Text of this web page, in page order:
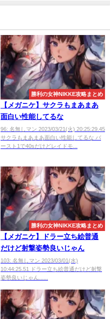
勝利の女神NIKKE攻略まとめ
【メガニケ】サクラもまあまあ
面白い性能してるな
96: 名無しマン 2023/03/21(火) 20:25:29.45
サクラもまあまあ面白い性能してるな バ
ースト1で40sだけどレイドモ...
勝利の女神NIKKE攻略まとめ
【メガニケ】ドラー立ち絵普通
だけど射撃姿勢良いじゃん
103: 名無しマン 2023/03/01(水)
10:44:25.51 ドラー立ち絵普通だけど射撃
姿勢良いじゃん......